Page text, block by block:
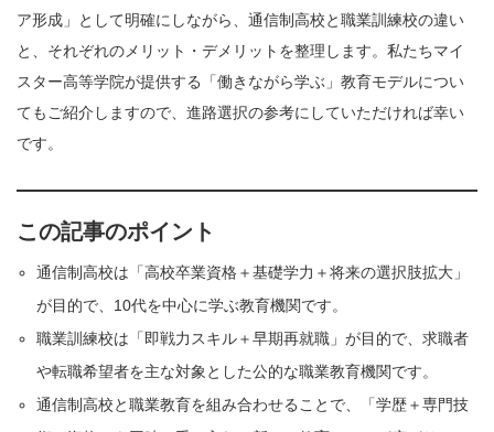
ア形成」として明確にしながら、通信制高校と職業訓練校の違い
と、それぞれのメリット・デメリットを整理します。私たちマイ
スター高等学院が提供する「働きながら学ぶ」教育モデルについ
てもご紹介しますので、進路選択の参考にしていただければ幸い
です。
この記事のポイント
通信制高校は「高校卒業資格＋基礎学力＋将来の選択肢拡大」
が目的で、10代を中心に学ぶ教育機関です。
職業訓練校は「即戦力スキル＋早期再就職」が目的で、求職者
や転職希望者を主な対象とした公的な職業教育機関です。
通信制高校と職業教育を組み合わせることで、「学歴＋専門技